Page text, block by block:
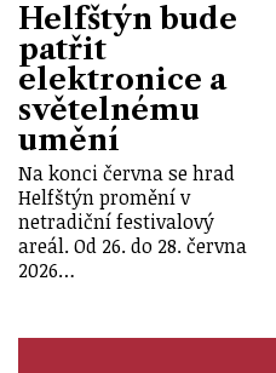
Helfštýn bude
patřit
elektronice a
světelnému
umění
Na konci června se hrad
Helfštýn promění v
netradiční festivalový
areál. Od 26. do 28. června
2026…